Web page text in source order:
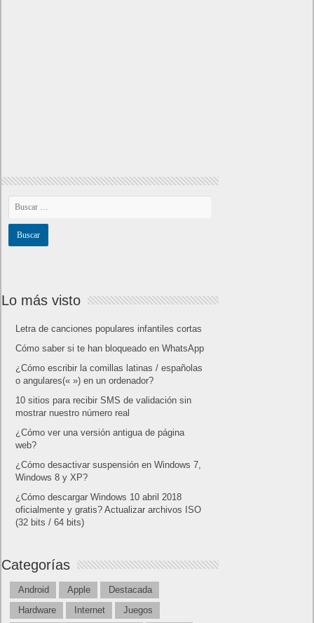
Lo más visto
Letra de canciones populares infantiles cortas
Cómo saber si te han bloqueado en WhatsApp
¿Cómo escribir la comillas latinas / españolas
o angulares(« ») en un ordenador?
10 sitios para recibir SMS de validación sin
mostrar nuestro número real
¿Cómo ver una versión antigua de página
web?
¿Cómo desactivar suspensión en Windows 7,
Windows 8 y XP?
¿Cómo descargar Windows 10 abril 2018
oficialmente y gratis? Actualizar archivos ISO
(32 bits / 64 bits)
Categorías
Android Apple
Destacada
Hardware
Internet
Juegos